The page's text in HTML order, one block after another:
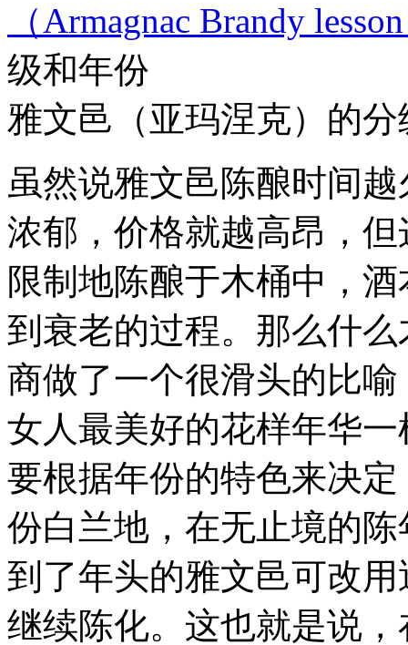
（Armagnac Brandy
级和年份
雅文邑（亚玛涅克）的
虽然说雅文邑陈酿时间
浓郁，价格就越高昂，
限制地陈酿于木桶中，
到衰老的过程。那么什
商做了一个很滑头的比
女人最美好的花样年华
要根据年份的特色来决
份白兰地，在无止境的
到了年头的雅文邑可改
继续陈化。这也就是说